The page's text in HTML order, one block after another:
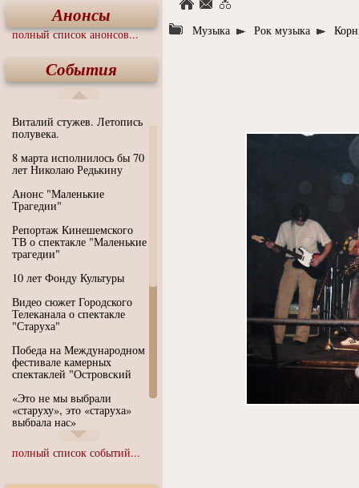
Анонсы
полный список анонсов...
События
Виталий стужев. Летопись
полувека.
8 марта исполнилось бы 70
лет Николаю Редькину
Анонс "Маленькие
Трагедии"
Репортаж Кинешемского
ТВ о спектакле "Маленькие
трагедии"
10 лет Фонду Культуры
Видео сюжет Городского
Телеканала о спектакле
"Старуха"
Победа на Международном
фестивале камерных
спектаклей "Островский
«Это не мы выбрали
«старуху», это «старуха»
выбрала нас»
Иммерсивный спектакль
"Язык чистого полета
полный список событий...
Музыка Рок музыка